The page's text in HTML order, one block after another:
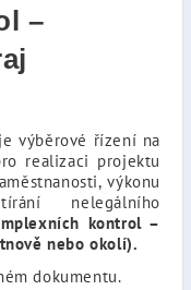
–
výběrové řízení na
realizaci projektu
výkonu
nelegálního
kontrol –
nebo okolí).
dokumentu.